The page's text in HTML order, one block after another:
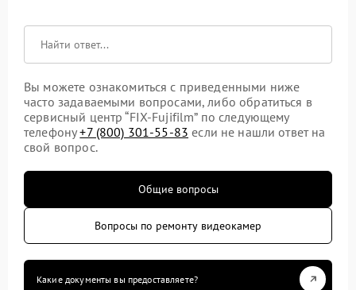
Вы можете ознакомиться с приведенными ниже
часто задаваемыми вопросами, либо обратиться в
сервисный центр “FIX-Fujifilm” по следующему
телефону+7 (800) 301-55-83 если не нашли ответ на
свой вопрос.
Общие вопросы
Вопросы по ремонту видеокамер
Какие документы вы предоставляете?